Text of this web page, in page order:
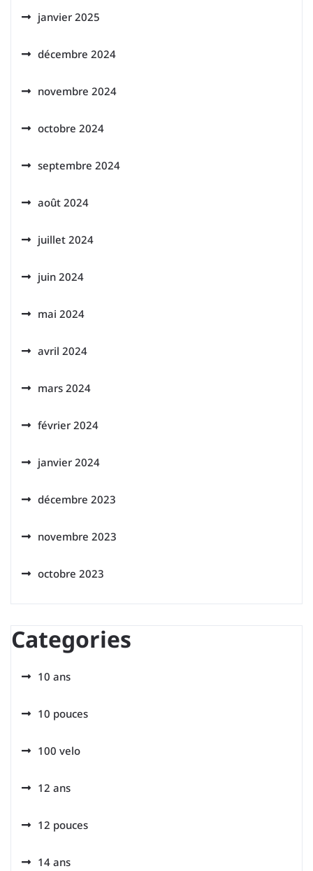
janvier 2025
décembre 2024
novembre 2024
octobre 2024
septembre 2024
août 2024
juillet 2024
juin 2024
mai 2024
avril 2024
mars 2024
février 2024
janvier 2024
décembre 2023
novembre 2023
octobre 2023
Categories
10 ans
10 pouces
100 velo
12 ans
12 pouces
14 ans